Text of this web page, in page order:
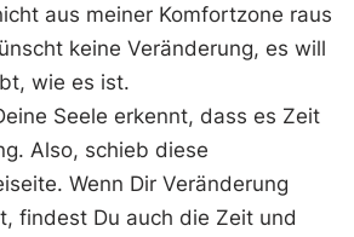
aus meiner Komfortzone raus
keine Veränderung, es will
wie es ist.
Seele erkennt, dass es Zeit
Also, schieb diese
Wenn Dir Veränderung
findest Du auch die Zeit und